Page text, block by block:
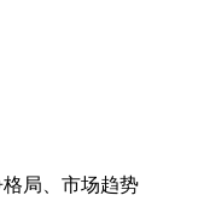
局、市场趋势